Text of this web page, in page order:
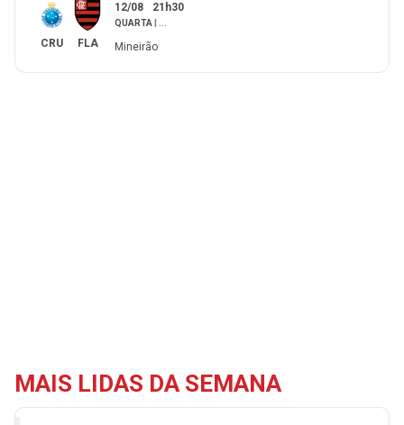
CRU FLA
12/08 21h30
QUARTA ...
Mineirão
MAIS LIDAS DA SEMANA